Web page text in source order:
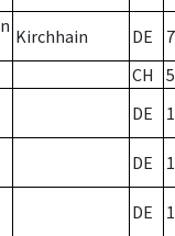
Kirchhain DE
7
CH
DE
DE
DE